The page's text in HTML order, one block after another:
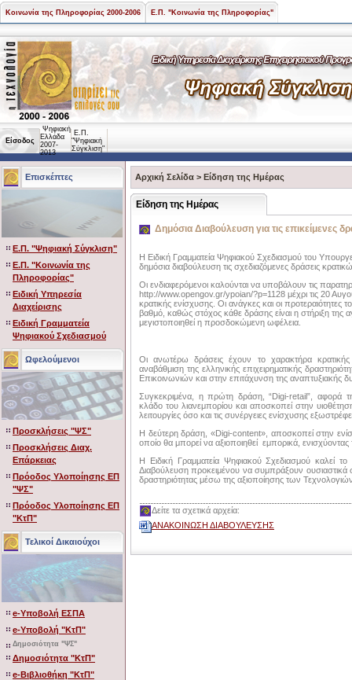
Κοινωνία της Πληροφορίας 2000-2006 Ε.Π. "Κοινωνία της Πληροφορίας"
Είσοδος
Ψηφιακή
Ελλάδα
2007-
2013
Ε.Π.
"Ψηφιακή
Σύγκλιση"
Επισκέπτες
Ε.Π. "Ψηφιακή Σύγκλιση"
Ε.Π. "Κοινωνία της
Πληροφορίας"
Ειδική Υπηρεσία
Διαχείρισης
Ειδική Γραμματεία
Ψηφιακού Σχεδιασμού
Ωφελούμενοι
Προσκλήσεις "ΨΣ"
Προσκλήσεις Διαχ.
Επάρκειας
Πρόοδος Υλοποίησης ΕΠ
"ΨΣ"
Πρόοδος Υλοποίησης ΕΠ
"ΚτΠ"
Τελικοί Δικαιούχοι
e-Υποβολή ΕΣΠΑ
e-Υποβολή "ΚτΠ"
Δημοσιότητα "ΨΣ"
Δημοσιότητα "ΚτΠ"
e-Βιβλιοθήκη "ΚτΠ"
Αρχική Σελίδα > Είδηση της Ημέρας
Είδηση της Ημέρας
Δημόσια Διαβούλευση για τις επικείμενες
Η Ειδική Γραμματεία Ψηφιακού Σχεδιασμού του
δημόσια διαβούλευση τις σχεδιαζόμενες δράσεις
Οι ενδιαφερόμενοι καλούνται να υποβάλουν τις
http://www.opengov.gr/ypoian/?p=1128 μέχρι τις 20
κρατικής ενίσχυσης. Οι ανάγκες και οι
βαθμό, καθώς στόχος κάθε δράσης είναι η στήριξη
μεγιστοποιηθεί η προσδοκώμενη ωφέλεια.
Οι ανωτέρω δράσεις έχουν το χαρακτήρα κρατικής
αναβάθμιση της ελληνικής επιχειρηματικής
Επικοινωνιών και στην επιτάχυνση της αναπτυξιακής
Συγκεκριμένα, η πρώτη δράση, “Digi-retail”, αφορά
κλάδο του λιανεμπορίου και αποσκοπεί στην
λειτουργίες όσο και τις συνέργειες ενίσχυσης
Η δεύτερη δράση, «Digi-content», αποσκοπεί στην
οποίο θα μπορεί να αξιοποιηθεί εμπορικά,
Η Ειδική Γραμματεία Ψηφιακού Σχεδιασμού καλεί
Διαβούλευση προκειμένου να συμπράξουν ουσιαστικά
δραστηριότητας μέσω της αξιοποίησης των
Δείτε τα σχετικά αρχεία:
ΑΝΑΚΟΙΝΩΣΗ ΔΙΑΒΟΥΛΕΥΣΗΣ